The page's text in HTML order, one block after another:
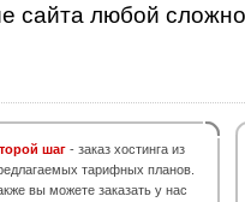
сайта любой
шаг - заказ хостинга из
тарифных планов.
вы можете заказать у нас